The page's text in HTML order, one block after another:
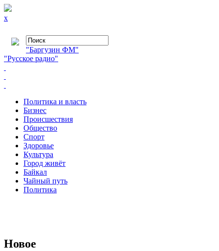
x
"Баргузин ФМ"
"Русское радио"
Политика и власть
Бизнес
Происшествия
Общество
Cпорт
Здоровье
Культура
Город живёт
Байкал
Чайный путь
Политика
Новое